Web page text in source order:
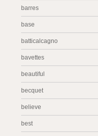
barres
base
batticalcagno
bavettes
beautiful
becquet
believe
best